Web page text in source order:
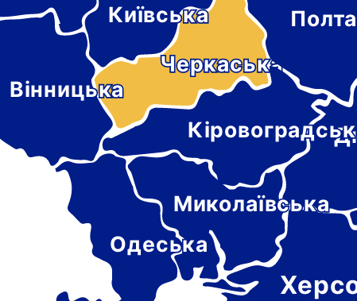
Черкаська
Київська
Миколаївська
Одеська
Вінницька